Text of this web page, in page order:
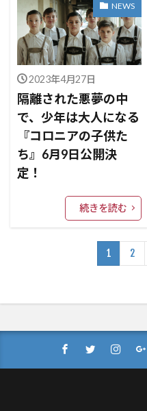
NEWS
2023年4月27日
隔離された悪夢の中
で、少年は大人になる
『コロニアの子供た
ち』6月9日公開決
定！
続きを読む
1 2